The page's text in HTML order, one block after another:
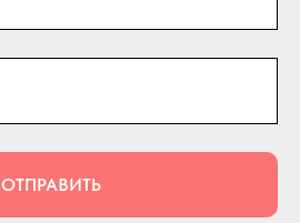
ОТПРАВИТЬ